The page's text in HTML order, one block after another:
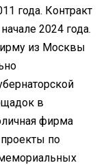
года. Контракт
2024 года.
из Москвы
в
фирма
по